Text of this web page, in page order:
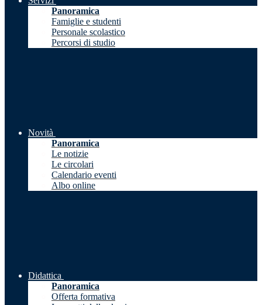
Panoramica
Famiglie e studenti
Personale scolastico
Percorsi di studio
Novità
Panoramica
Le notizie
Le circolari
Calendario eventi
Albo online
Didattica
Panoramica
Offerta formativa